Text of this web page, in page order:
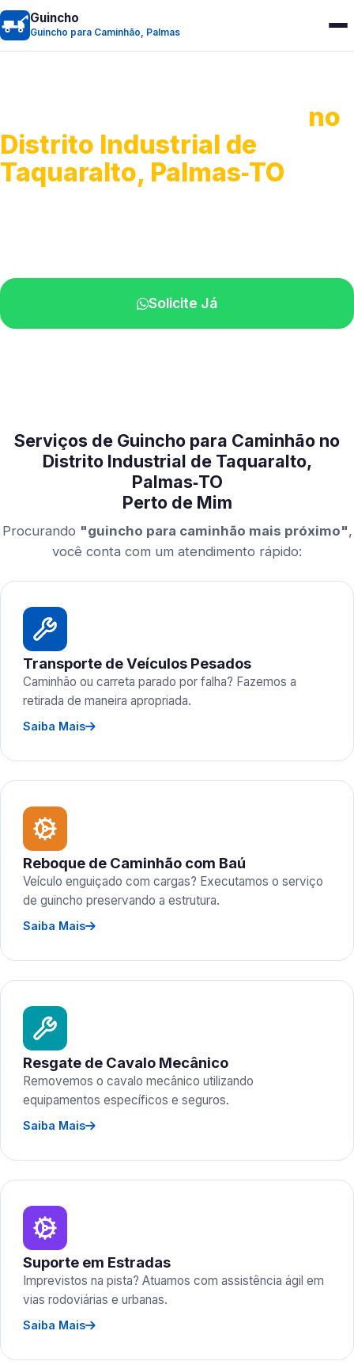
Guincho
Guincho para Caminhão, Palmas
no
Distrito Industrial de
Taquaralto, Palmas‑TO
Solicite Já
Serviços de Guincho para Caminhão no
Distrito Industrial de Taquaralto,
Palmas‑TO
Perto de Mim
Procurando "guincho para caminhão mais próximo",
você conta com um atendimento rápido:
Transporte de Veículos Pesados
Caminhão ou carreta parado por falha? Fazemos a
retirada de maneira apropriada.
Saiba Mais
Reboque de Caminhão com Baú
Veículo enguiçado com cargas? Executamos o serviço
de guincho preservando a estrutura.
Saiba Mais
Resgate de Cavalo Mecânico
Removemos o cavalo mecânico utilizando
equipamentos específicos e seguros.
Saiba Mais
Suporte em Estradas
Imprevistos na pista? Atuamos com assistência ágil em
vias rodoviárias e urbanas.
Saiba Mais